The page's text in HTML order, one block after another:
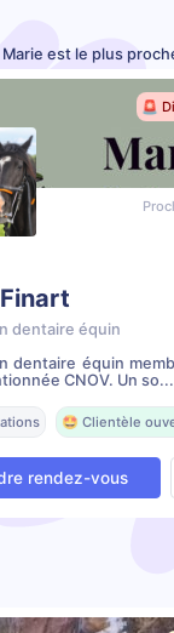
Marie est le plus
🚨
dentaire équin
dentaire équin
CNOV. Un so...
🤩 Clientèle
rendez-vous